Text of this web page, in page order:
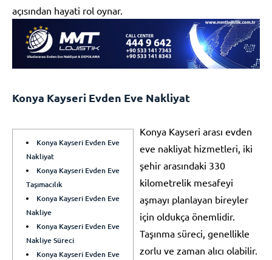
açısından hayati rol oynar.
Konya Kayseri Evden Eve Nakliyat
Konya Kayseri Evden Eve
Nakliyat
Konya Kayseri Evden Eve
Taşımacılık
Konya Kayseri Evden Eve
Nakliye
Konya Kayseri Evden Eve
Nakliye Süreci
Konya Kayseri Evden Eve
Konya Kayseri arası evden
eve nakliyat hizmetleri, iki
şehir arasındaki 330
kilometrelik mesafeyi
aşmayı planlayan bireyler
için oldukça önemlidir.
Taşınma süreci, genellikle
zorlu ve zaman alıcı olabilir.